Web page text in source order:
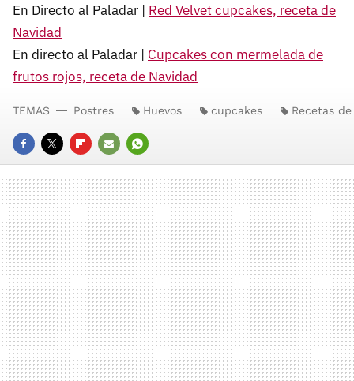
En Directo al Paladar | Red Velvet cupcakes, receta de
Navidad
En directo al Paladar | Cupcakes con mermelada de
frutos rojos, receta de Navidad
FACEBOOK
TWITTERFLIPBOARD
E-
MAIL
WHATSAPP
TEMAS Postres Huevos cupcakes Recetas